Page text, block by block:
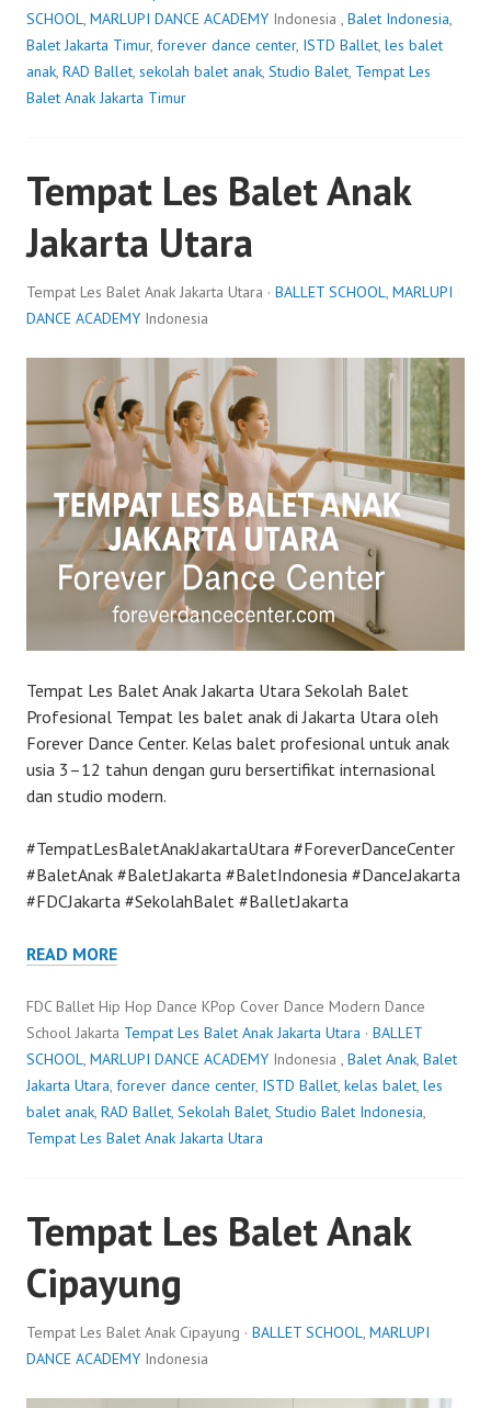
SCHOOL, MARLUPI DANCE ACADEMY Indonesia , Balet Indonesia,
Balet Jakarta Timur, forever dance center, ISTD Ballet, les balet
anak, RAD Ballet, sekolah balet anak, Studio Balet, Tempat Les
Balet Anak Jakarta Timur
Tempat Les Balet Anak
Jakarta Utara
Tempat Les Balet Anak Jakarta Utara · BALLET SCHOOL, MARLUPI
DANCE ACADEMY Indonesia
Tempat Les Balet Anak Jakarta Utara Sekolah Balet
Profesional Tempat les balet anak di Jakarta Utara oleh
Forever Dance Center. Kelas balet profesional untuk anak
usia 3–12 tahun dengan guru bersertifikat internasional
dan studio modern.
#TempatLesBaletAnakJakartaUtara #ForeverDanceCenter
#BaletAnak #BaletJakarta #BaletIndonesia #DanceJakarta
#FDCJakarta #SekolahBalet #BalletJakarta
READ MORE
FDC Ballet Hip Hop Dance KPop Cover Dance Modern Dance
School Jakarta Tempat Les Balet Anak Jakarta Utara · BALLET
SCHOOL, MARLUPI DANCE ACADEMY Indonesia , Balet Anak, Balet
Jakarta Utara, forever dance center, ISTD Ballet, kelas balet, les
balet anak, RAD Ballet, Sekolah Balet, Studio Balet Indonesia,
Tempat Les Balet Anak Jakarta Utara
Tempat Les Balet Anak
Cipayung
Tempat Les Balet Anak Cipayung · BALLET SCHOOL, MARLUPI
DANCE ACADEMY Indonesia